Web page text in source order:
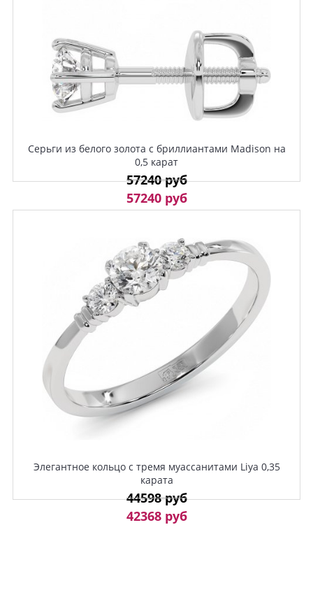
Серьги из белого золота с бриллиантами Madison на
0,5 карат
57240 руб
57240 руб
Элегантное кольцо с тремя муассанитами Liya 0,35
карата
44598 руб
42368 руб